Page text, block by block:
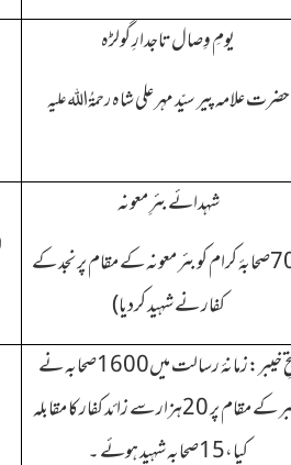
یومِ وِصال تاجدارِ گولڑہ
حضرت علامہ پیر سیّد مہر علی شاہرحمۃُ اللہ علیہ
شہدائے بئرِ معونہ
( 70صحابۂ کرام کو بئر معونہ کے مقام پر نجد کے
کفار نے شہید کردیا)
فتحِ خیبر:زمانۂ رسالت میں1600صحابہ نے
خیبر کے مقام پر 20ہزار سے زائد کفار کا مقابلہ
کیا،15صحابہ شہید ہوئے ۔